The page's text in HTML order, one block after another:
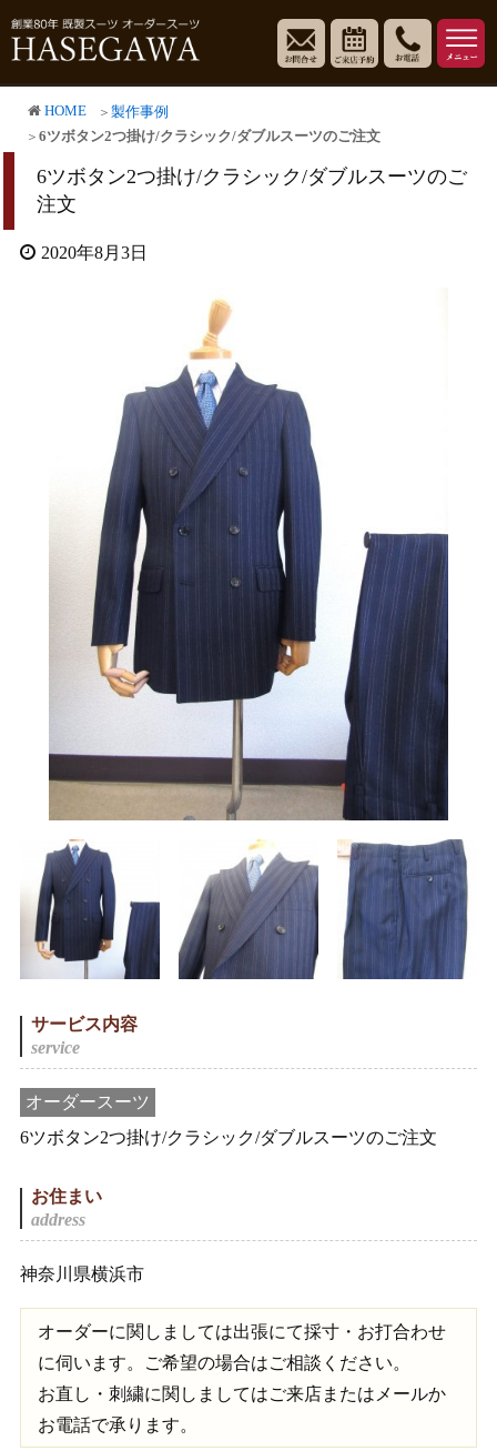
HOME
製作事例
6ツボタン2つ掛け/クラシック/ダブルスーツのご注文
6ツボタン2つ掛け/クラシック/ダブルスーツのご
注文
2020年8月3日
サービス内容
オーダースーツ
6ツボタン2つ掛け/クラシック/ダブルスーツのご注文
お住まい
神奈川県横浜市
オーダーに関しましては出張にて採寸・お打合わせ
に伺います。ご希望の場合はご相談ください。
お直し・刺繍に関しましてはご来店またはメールか
お電話で承ります。